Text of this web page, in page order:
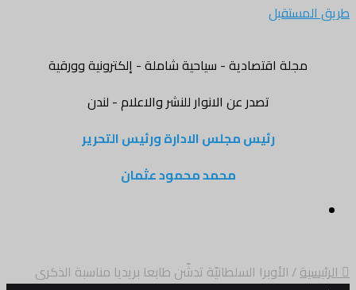
طريق المستقبل
مجلة اقتصادية - سياحية شاملة - إلكترونية وورقية
تصدر عن الانوار للنشر والاعلام - لندن
رئيس مجلس الادارة ورئيس التحرير
محمد محمود عثمان
الرئيسية/ الأوبرا السلطانيّة تدشّن طابعا بريديا مناسبة الذكرى